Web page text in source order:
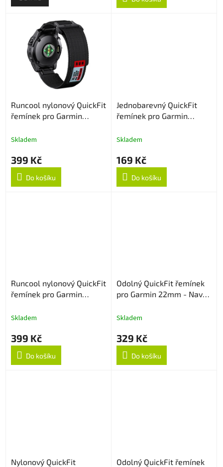
Runcool nylonový QuickFit
řemínek pro Garmin
Skladem
399 Kč
Do košíku
Jednobarevný QuickFit
řemínek pro Garmin
Skladem
169 Kč
Do košíku
Runcool nylonový QuickFit
řemínek pro Garmin
Skladem
399 Kč
Do košíku
Odolný QuickFit řemínek
pro Garmin 22mm - Navy
Skladem
329 Kč
Do košíku
Nylonový QuickFit
Odolný QuickFit řemínek